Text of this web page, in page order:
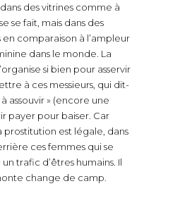
des vitrines comme à
se fait, mais dans des
comparaison à l’ampleur
dans le monde. La
si bien pour asservir
à ces messieurs, qui dit-
assouvir » (encore une
payer pour baiser. Car
prostitution est légale, dans
ces femmes qui se
trafic d’êtres humains. Il
change de camp.